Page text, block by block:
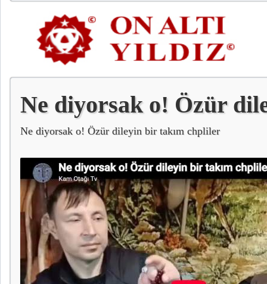
Ne diyorsak o! Özür
takım chpliler
Ne diyorsak o! Özür dileyin bir takım chpliler